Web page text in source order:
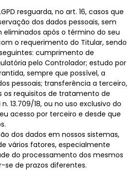
resguarda, no art. 16, casos que
dos dados pessoais, sem
eliminados após o término do seu
o requerimento do Titular, sendo
cumprimento de
pelo Controlador; estudo por
sempre que possível, a
pessoais; transferência a terceiro,
os requisitos de tratamento de
13.709/18, ou no uso exclusivo do
acesso por terceiro e desde que
dos dados em nossos sistemas,
vários fatores, especialmente
do processamento dos mesmos
se de prazos diferentes.